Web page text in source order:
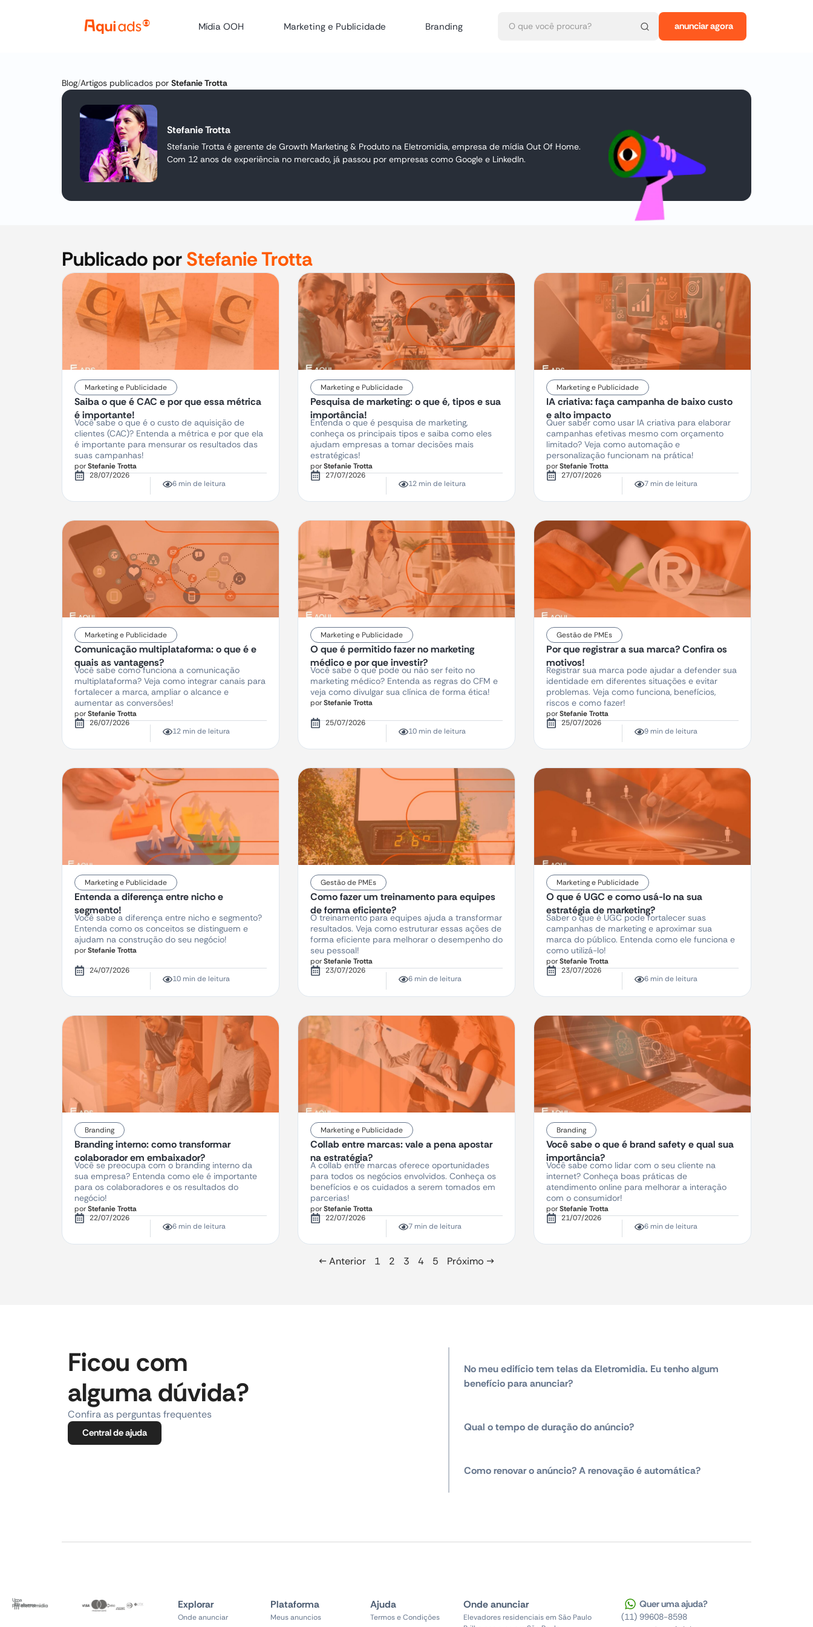
Mídia OOH Marketing e Publicidade Branding anunciar agora
Blog/Artigos publicados por Stefanie Trotta
Stefanie Trotta
Stefanie Trotta é gerente de Growth Marketing & Produto na Eletromidia, empresa de mídia Out Of Home.
Com 12 anos de experiência no mercado, já passou por empresas como Google e LinkedIn.
Publicado porStefanie Trotta
Marketing e Publicidade
Saiba o que é CAC e por que essa métrica
é importante!
Você sabe o que é o custo de aquisição de
clientes (CAC)? Entenda a métrica e por que ela
é importante para mensurar os resultados das
suas campanhas!
porStefanie Trotta
28/07/2026
6 min de leitura
Marketing e Publicidade
Pesquisa de marketing: o que é, tipos e sua
importância!
Entenda o que é pesquisa de marketing,
conheça os principais tipos e saiba como eles
ajudam empresas a tomar decisões mais
estratégicas!
porStefanie Trotta
27/07/2026
12 min de leitura
Marketing e Publicidade
IA criativa: faça campanha de baixo custo
e alto impacto
Quer saber como usar IA criativa para elaborar
campanhas efetivas mesmo com orçamento
limitado? Veja como automação e
personalização funcionam na prática!
porStefanie Trotta
27/07/2026
7 min de leitura
Marketing e Publicidade
Comunicação multiplataforma: o que é e
quais as vantagens?
Você sabe como funciona a comunicação
multiplataforma? Veja como integrar canais para
fortalecer a marca, ampliar o alcance e
aumentar as conversões!
porStefanie Trotta
26/07/2026
12 min de leitura
Marketing e Publicidade
O que é permitido fazer no marketing
médico e por que investir?
Você sabe o que pode ou não ser feito no
marketing médico? Entenda as regras do CFM e
veja como divulgar sua clínica de forma ética!
porStefanie Trotta
25/07/2026
10 min de leitura
Gestão de PMEs
Por que registrar a sua marca? Confira os
motivos!
Registrar sua marca pode ajudar a defender sua
identidade em diferentes situações e evitar
problemas. Veja como funciona, benefícios,
riscos e como fazer!
porStefanie Trotta
25/07/2026
9 min de leitura
Marketing e Publicidade
Entenda a diferença entre nicho e
segmento!
Você sabe a diferença entre nicho e segmento?
Entenda como os conceitos se distinguem e
ajudam na construção do seu negócio!
porStefanie Trotta
24/07/2026
10 min de leitura
Gestão de PMEs
Como fazer um treinamento para equipes
de forma eficiente?
O treinamento para equipes ajuda a transformar
resultados. Veja como estruturar essas ações de
forma eficiente para melhorar o desempenho do
seu pessoal!
porStefanie Trotta
23/07/2026
6 min de leitura
Marketing e Publicidade
O que é UGC e como usá-lo na sua
estratégia de marketing?
Saber o que é UGC pode fortalecer suas
campanhas de marketing e aproximar sua
marca do público. Entenda como ele funciona e
como utilizá-lo!
porStefanie Trotta
23/07/2026
6 min de leitura
Branding
Branding interno: como transformar
colaborador em embaixador?
Você se preocupa com o branding interno da
sua empresa? Entenda como ele é importante
para os colaboradores e os resultados do
negócio!
porStefanie Trotta
22/07/2026
6 min de leitura
Marketing e Publicidade
Collab entre marcas: vale a pena apostar
na estratégia?
A collab entre marcas oferece oportunidades
para todos os negócios envolvidos. Conheça os
benefícios e os cuidados a serem tomados em
parcerias!
porStefanie Trotta
22/07/2026
7 min de leitura
Branding
Você sabe o que é brand safety e qual sua
importância?
Você sabe como lidar com o seu cliente na
internet? Conheça boas práticas de
atendimento online para melhorar a interação
com o consumidor!
porStefanie Trotta
21/07/2026
6 min de leitura
← Anterior 1 2 3 4 5 Próximo →
Ficou com
alguma dúvida?
Confira as perguntas frequentes
Central de ajuda
No meu edifício tem telas da Eletromidia. Eu tenho algum
benefício para anunciar?
Qual o tempo de duração do anúncio?
Como renovar o anúncio? A renovação é automática?
Uma
plataforma
Explorar
Onde anunciar
Plataforma
Meus anuncios
Ajuda
Termos e Condições
Onde anunciar
Elevadores residenciais em São Paulo
Quer uma ajuda?
(11) 99608-8598